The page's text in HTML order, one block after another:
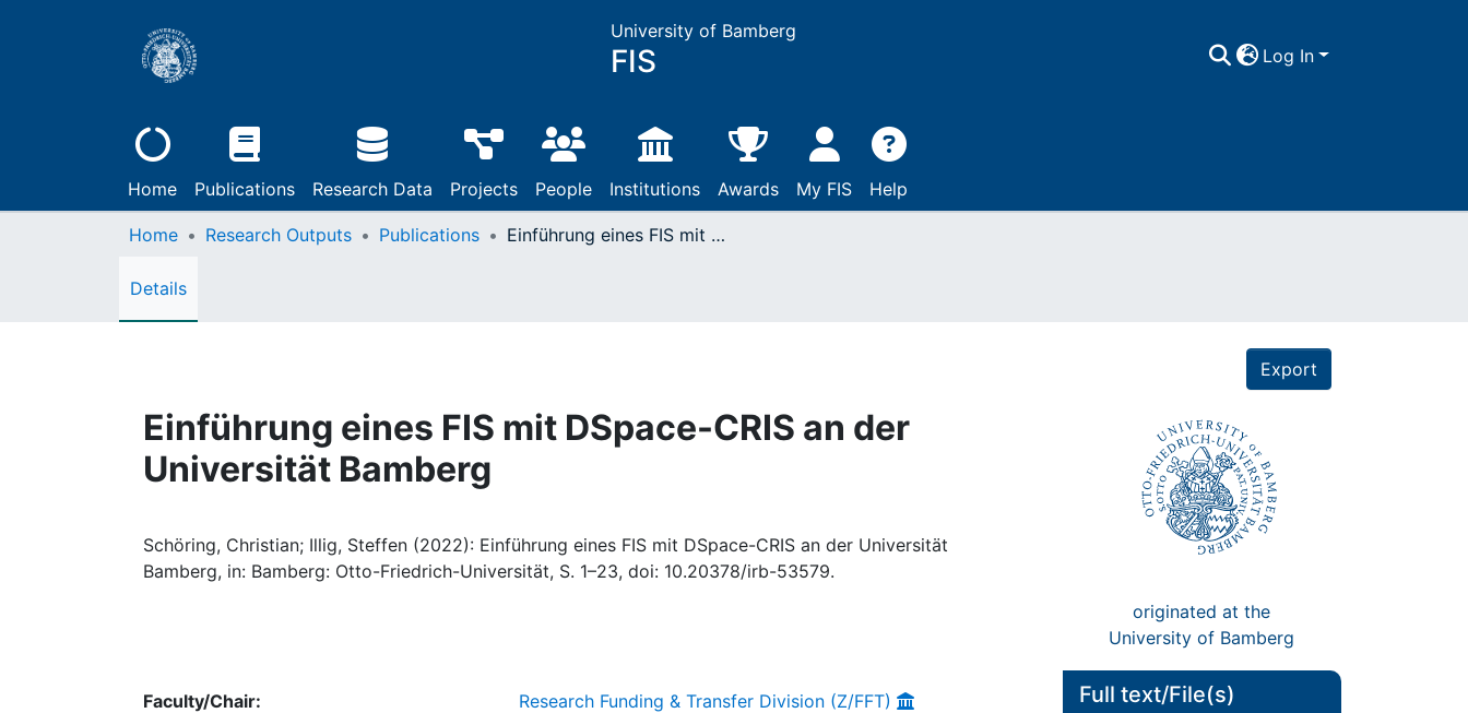
University of Bamberg
FIS Log In
Home Publications Research Data Projects People Institutions Awards My FIS Help
Home Research Outputs Publications Einführung eines FIS mit DSpace-CRIS an der Universität Bamberg
Details
Export
Einführung eines FIS mit DSpace-CRIS an der
Universität Bamberg
Schöring, Christian; Illig, Steffen (2022): Einführung eines FIS mit DSpace-CRIS an der Universität
Bamberg, in: Bamberg: Otto-Friedrich-Universität, S. 1–23, doi: 10.20378/irb-53579.
originated at the
University of Bamberg
Faculty/Chair:
Research Funding & Transfer Division (Z/FFT)
Full text/File(s)